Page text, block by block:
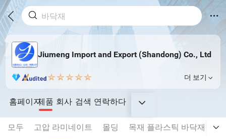
Jiumeng Import and Export (Shandong) Co., Ltd
더 보기
홈페이지제품 회사 검색 연락하다
모두 고압 라미네이트 몰딩 목재 플라스틱 바닥재
벽